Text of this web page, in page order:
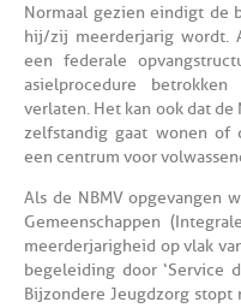
Normaal gezien eindigt de
hij/zij meerderjarig wordt.
een federale
asielprocedure
verlaten. Het kan ook dat
zelfstandig gaat wonen of
een centrum voor
Als de NBMV opgevangen
Gemeenschappen
meerderjarigheid op vlak
begeleiding door ‘Service
Bijzondere Jeugdzorg